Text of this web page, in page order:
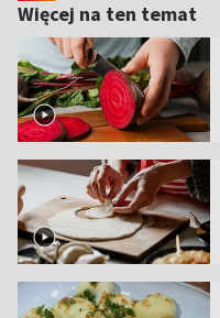
Więcej na ten temat